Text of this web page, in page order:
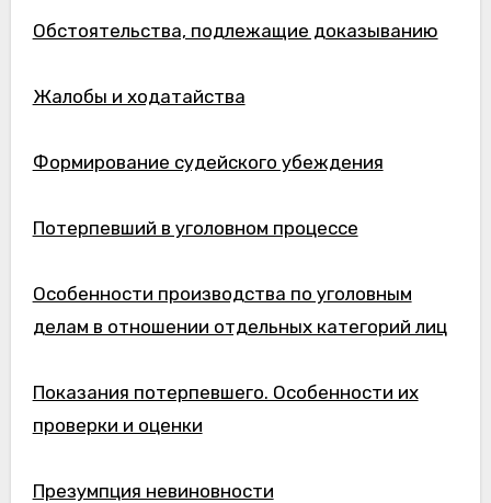
Обстоятельства, подлежащие доказыванию
Жалобы и ходатайства
Формирование судейского убеждения
Потерпевший в уголовном процессе
Особенности производства по уголовным
делам в отношении отдельных категорий лиц
Показания потерпевшего. Особенности их
проверки и оценки
Презумпция невиновности